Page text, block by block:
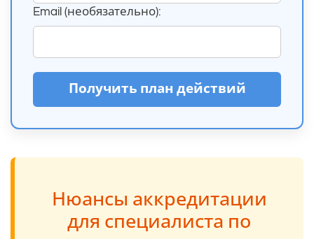
Email (необязательно):
Получить план действий
Нюансы аккредитации
для специалиста по